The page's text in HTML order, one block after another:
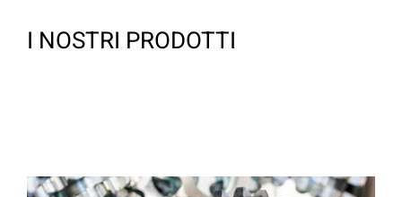
I NOSTRI PRODOTTI